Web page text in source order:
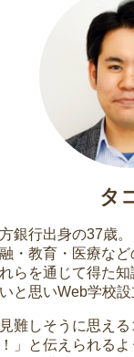
タ
銀行出身の37歳。
・教育・医療な
らを通じて得た
と思いWeb学校設
難しそうに思え
」と伝えられる